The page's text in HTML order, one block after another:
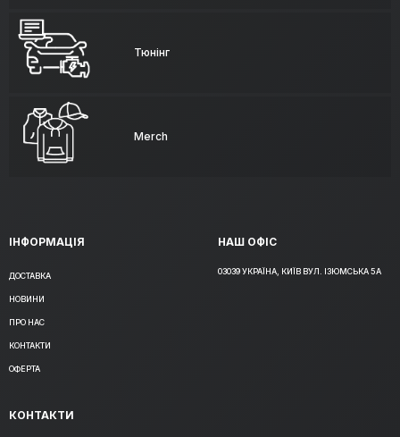
Тюнінг
Merch
ІНФОРМАЦІЯ
ДОСТАВКА
НОВИНИ
ПРО НАС
КОНТАКТИ
ОФЕРТА
НАШ ОФІС
03039 УКРАЇНА, КИЇВ ВУЛ. ІЗЮМСЬКА 5А
КОНТАКТИ